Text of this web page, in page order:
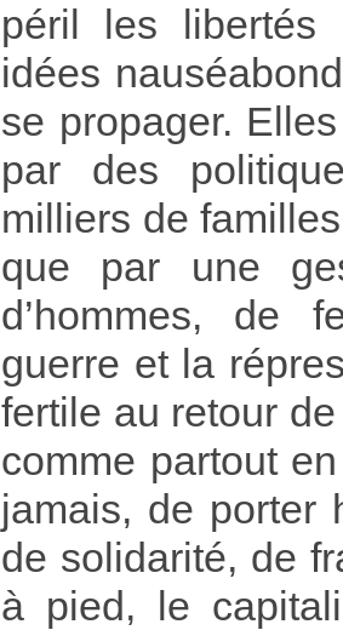
péril les libertés
idées
se propager.
par des
milliers de
que par une
d’hommes, de
guerre et la
fertile au retour
comme partout
jamais, de porter
de solidarité, de
à pied, le